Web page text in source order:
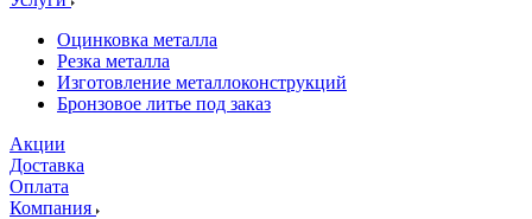
Оцинковка металла
Резка металла
Изготовление металлоконструкций
Бронзовое литье под заказ
Акции
Доставка
Оплата
Компания